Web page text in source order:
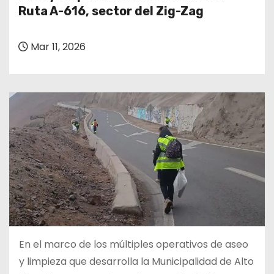
Ruta A-616, sector del Zig-Zag
Mar 11, 2026
En el marco de los múltiples operativos de aseo
y limpieza que desarrolla la Municipalidad de Alto